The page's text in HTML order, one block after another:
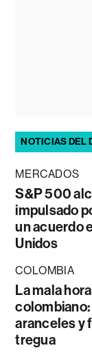
NOTICIAS DEL
MERCADOS
S&P 500
impulsado
un acuerdo
Unidos
COLOMBIA
La mala
aranceles y
tregua